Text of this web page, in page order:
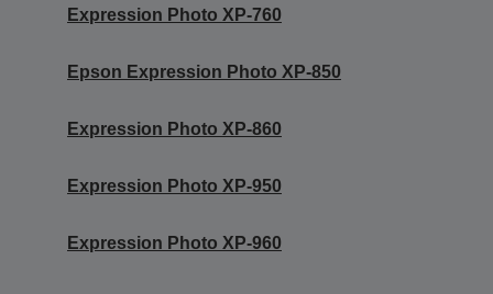
Expression Photo XP-760
Epson Expression Photo XP-850
Expression Photo XP-860
Expression Photo XP-950
Expression Photo XP-960